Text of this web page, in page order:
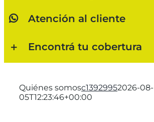
Atención al cliente
Encontrá tu cobertura
Quiénes somosc13929952026-08-
05T12:23:46+00:00